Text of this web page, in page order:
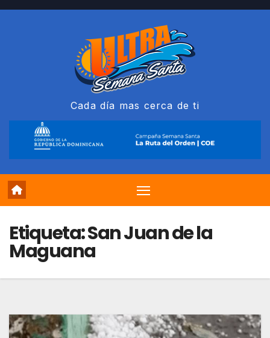
Saltar
Cada día mas cerca de ti
Etiqueta:San Juan de la
Maguana